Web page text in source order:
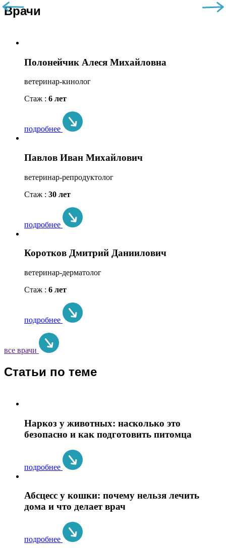
Врачи
Полонейчик Алеся Михайловна
ветеринар-кинолог
Стаж : 6 лет
подробнее
Павлов Иван Михайлович
ветеринар-репродуктолог
Стаж : 30 лет
подробнее
Коротков Дмитрий Даниилович
ветеринар-дерматолог
Стаж : 6 лет
подробнее
все врачи
Статьи по теме
Наркоз у животных: насколько это
безопасно и как подготовить питомца
подробнее
Абсцесс у кошки: почему нельзя лечить
дома и что делает врач
подробнее